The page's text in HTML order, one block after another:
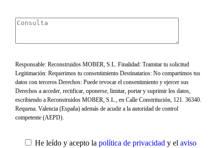
Responsable: Reconstruidos MOBER, S.L. Finalidad: Tramitar tu solicitud
Legitimación: Requerimos tu consentimiento Destinatarios: No compartimos tus
datos con terceros Derechos: Puede revocar el consentimiento y ejercer sus
Derechos a acceder, rectificar, oponerse, limitar, portar y suprimir los datos,
escribiendo a Reconstruidos MOBER, S.L., en Calle Constritución, 121. 36340.
Requena. Valencia (España) además de acudir a la autoridad de control
competente (AEPD).
He leído y acepto la política de privacidad y el aviso